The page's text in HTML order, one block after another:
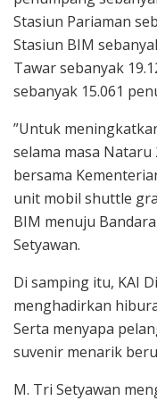
Stasiun Pariaman
Stasiun BIM
Tawar sebanyak
sebanyak 15.061
”Untuk
selama masa Nataru
bersama
unit mobil shuttle
BIM menuju
Setyawan.
Di samping itu, KAI
menghadirkan
Serta menyapa
suvenir menarik
M. Tri Setyawan